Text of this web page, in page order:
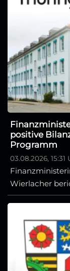
positive
Programm
03.08.2026, 15:31
Wierlacher